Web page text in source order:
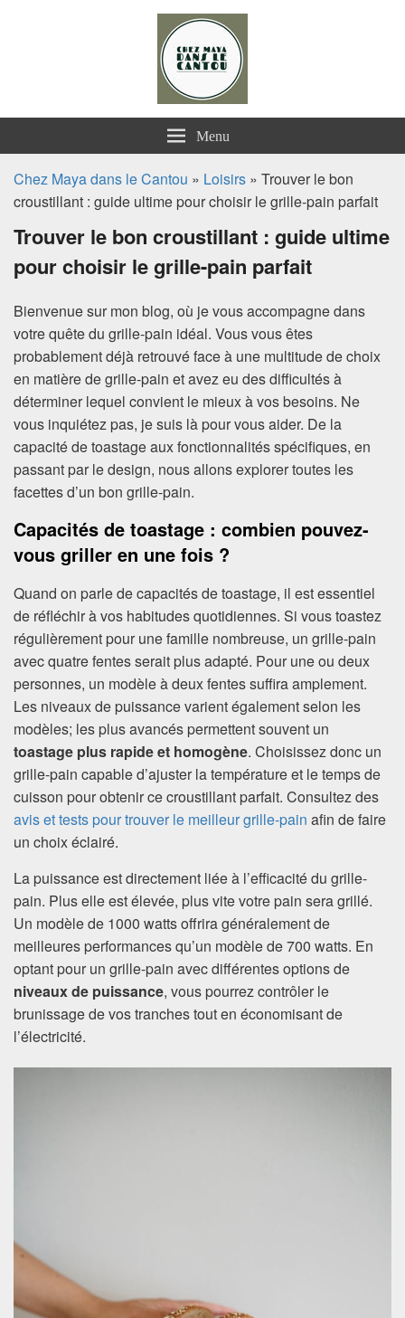
Chez Maya dans le Cantou
Menu
Chez Maya dans le Cantou » Loisirs » Trouver le bon
croustillant : guide ultime pour choisir le grille-pain parfait
Trouver le bon croustillant : guide ultime
pour choisir le grille-pain parfait
Bienvenue sur mon blog, où je vous accompagne dans
votre quête du grille-pain idéal. Vous vous êtes
probablement déjà retrouvé face à une multitude de choix
en matière de grille-pain et avez eu des difficultés à
déterminer lequel convient le mieux à vos besoins. Ne
vous inquiétez pas, je suis là pour vous aider. De la
capacité de toastage aux fonctionnalités spécifiques, en
passant par le design, nous allons explorer toutes les
facettes d’un bon grille-pain.
Capacités de toastage : combien pouvez-
vous griller en une fois ?
Quand on parle de capacités de toastage, il est essentiel
de réfléchir à vos habitudes quotidiennes. Si vous toastez
régulièrement pour une famille nombreuse, un grille-pain
avec quatre fentes serait plus adapté. Pour une ou deux
personnes, un modèle à deux fentes suffira amplement.
Les niveaux de puissance varient également selon les
modèles; les plus avancés permettent souvent un
toastage plus rapide et homogène. Choisissez donc un
grille-pain capable d’ajuster la température et le temps de
cuisson pour obtenir ce croustillant parfait. Consultez des
avis et tests pour trouver le meilleur grille-pain afin de faire
un choix éclairé.
La puissance est directement liée à l’efficacité du grille-
pain. Plus elle est élevée, plus vite votre pain sera grillé.
Un modèle de 1000 watts offrira généralement de
meilleures performances qu’un modèle de 700 watts. En
optant pour un grille-pain avec différentes options de
niveaux de puissance, vous pourrez contrôler le
brunissage de vos tranches tout en économisant de
l’électricité.